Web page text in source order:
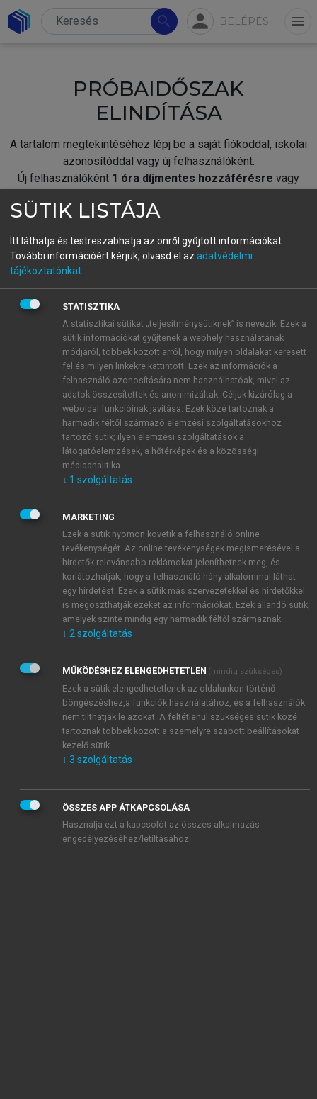
search person BELÉPÉS menu
PRÓBAIDŐSZAK
ELINDÍTÁSA
A tartalom megtekintéséhez lépj be a saját fiókoddal, iskolai
azonosítóddal vagy új felhasználóként.
Új felhasználóként 1 óra díjmentes hozzáférésre vagy
fiókoddal,vagy hozz létre új fiókot.
A regisztráció után apróbaidőszakautomatikusan
BELÉPÉS SAJÁT FIÓKKAL
ÚJ FIÓK LÉTREHOZÁSA
1 óra díjmentes hozzáférés
E-MAIL-CÍM
JELSZÓ
JELSZÓ ÚJRA
Kérek értesítést a MeRSZ újdonságairól, akcióiról.
Kérek értesítést az Akadémiai Kiadó Zrt. újdonságairól,
Adatkezelési tájékoztatóbanfoglaltakat tudomásul
veszem és elfogadom.
Általános vásárlási feltételeket, valamint a szotar.netés a
mersz.huoldalak licencszerződéseiben foglaltakat
tudomásul veszem és elfogadom.
KIPRÓBÁLOM
SÜTIK LISTÁJA
Itt láthatja és testreszabhatja az önről gyűjtött információkat.
További információért kérjük, olvasd el az adatvédelmi
tájékoztatónkat
STATISZTIKA
A statisztikai sütiket „teljesítménysütiknek” is nevezik. Ezek a
sütik információkat gyűjtenek a webhely használatának
módjáról, többek között arról, hogy milyen oldalakat keresett
fel és milyen linkekre kattintott. Ezek az információk a
felhasználó azonosítására nem használhatóak, mivel az
adatok összesítettek és anonimizáltak. Céljuk kizárólag a
weboldal funkcióinak javítása. Ezek közé tartoznak a
harmadik féltől származó elemzési szolgáltatásokhoz
tartozó sütik; ilyen elemzési szolgáltatások a
látogatóelemzések, a hőtérképek és a közösségi
médiaanalitika.
↓ 1 szolgáltatás
MARKETING
Ezek a sütik nyomon követik a felhasználó online
tevékenységét. Az online tevékenységek megismerésével a
hirdetők relevánsabb reklámokat jeleníthetnek meg, és
korlátozhatják, hogy a felhasználó hány alkalommal láthat
egy hirdetést. Ezek a sütik más szervezetekkel és hirdetőkkel
is megoszthatják ezeket az információkat. Ezek állandó sütik,
amelyek szinte mindig egy harmadik féltől származnak.
↓ 2 szolgáltatás
MŰKÖDÉSHEZ ELENGEDHETETLEN (mindig szükséges)
Ezek a sütik elengedhetetlenek az oldalunkon történő
böngészéshez,a funkciók használatához, és a felhasználók
nem tilthatják le azokat. A feltétlenül szükséges sütik közé
tartoznak többek között a személyre szabott beállításokat
kezelő sütik.
↓ 3 szolgáltatás
ÖSSZES APP ÁTKAPCSOLÁSA
Használja ezt a kapcsolót az összes alkalmazás
engedélyezéséhez/letiltásához.